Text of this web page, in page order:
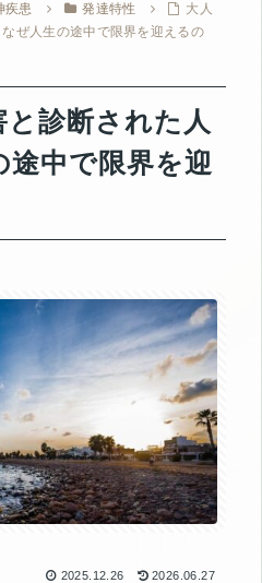
疾患 発達特性
大人
ぜ人生の途中で限界を迎えるの
診断された人
途中で限界を迎
2025.12.26 2026.06.27